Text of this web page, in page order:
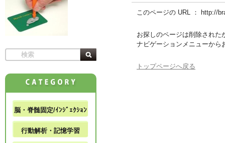
このページの URL ： http://
お探しのページは削除された
ナビゲーションメニューから
トップページへ戻る
脳・脊髄固定/ｲﾝｼﾞｪｸｼｮﾝ
行動解析・記憶学習